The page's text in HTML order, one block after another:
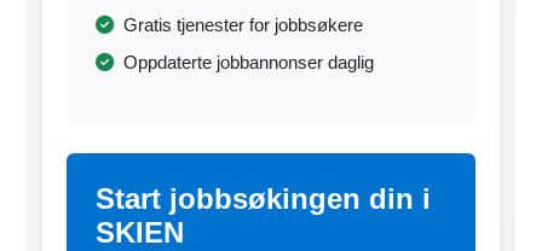
Gratis tjenester for jobbsøkere
Oppdaterte jobbannonser daglig
Start jobbsøkingen din i
SKIEN